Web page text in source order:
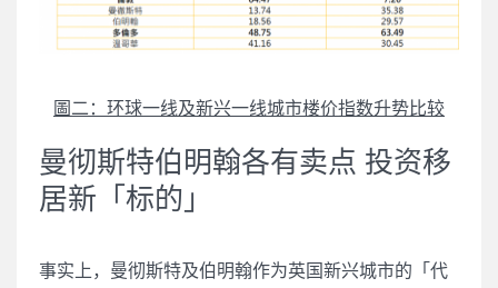
圖二：环球一线及新兴一线城市楼价指数升势比较
曼彻斯特伯明翰各有卖点 投资移
居新「标的」
事实上，曼彻斯特及伯明翰作为英国新兴城市的「代